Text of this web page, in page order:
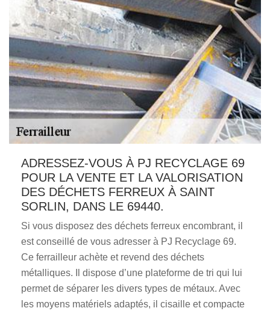
ADRESSEZ-VOUS À PJ RECYCLAGE 69
POUR LA VENTE ET LA VALORISATION
DES DÉCHETS FERREUX À SAINT
SORLIN, DANS LE 69440.
Si vous disposez des déchets ferreux encombrant, il
est conseillé de vous adresser à PJ Recyclage 69.
Ce ferrailleur achète et revend des déchets
métalliques. Il dispose d’une plateforme de tri qui lui
permet de séparer les divers types de métaux. Avec
les moyens matériels adaptés, il cisaille et compacte